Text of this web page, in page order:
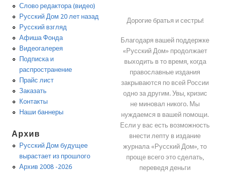
Слово редактора (видео)
Русский Дом 20 лет назад
Русский взгляд
Афиша Фонда
Видеогалерея
Подписка и
распространение
Прайс лист
Заказать
Контакты
Наши баннеры
Архив
Русский Дом будущее
вырастает из прошлого
Архив 2008 -2026
Дорогие братья и сестры!
Благодаря вашей поддержке
«Русский Дом» продолжает
выходить в то время, когда
православные издания
закрываются по всей России
одно за другим. Увы, кризис
не миновал никого. Мы
нуждаемся в вашей помощи.
Если у вас есть возможность
внести лепту в издание
журнала «Русский Дом», то
проще всего это сделать,
переведя деньги